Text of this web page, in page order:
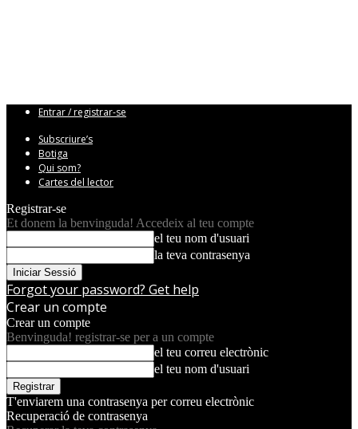
Entrar / registrar-se
Subscriure’s
Botiga
Qui som?
Cartes del lector
Registrar-se
Et donem la benvinguda! Accedeix al teu compte
el teu nom d'usuari
la teva contrasenya
Forgot your password? Get help
Crear un compte
Crear un compte
Benvinguda! registrar-se per a un compte
el teu correu electrònic
el teu nom d'usuari
T'enviarem una contrasenya per correu electrònic
Recuperació de contrasenya